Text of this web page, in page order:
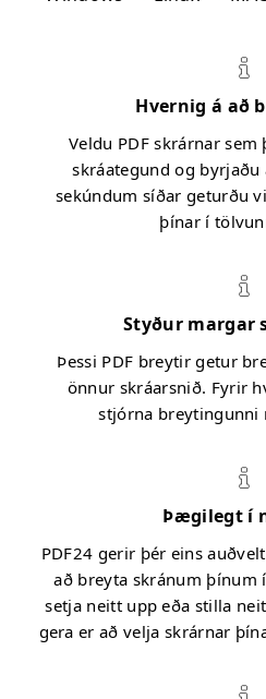
Hvernig á að
Veldu PDF skrárnar
skráategund og byrjaðu
sekúndum síðar geturðu
þínar í
Styður margar
Þessi PDF breytir getur
önnur skráarsnið. Fyrir
stjórna breytingunni
Þægilegt í
PDF24 gerir þér eins
að breyta skránum þínum
setja neitt upp eða stilla
gera er að velja skrárnar